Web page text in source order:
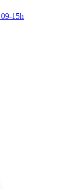
15h